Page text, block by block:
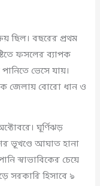
ছিল। বছরের প্রথম
ফসলের ব্যাপক
ভেসে যায়।
জেলায় বোরো ধান ও
ঘূর্ণিঝড়
ভূখণ্ডে আঘাত হানা
স্বাভাবিকের চেয়ে
সরকারি হিসাবে ৯